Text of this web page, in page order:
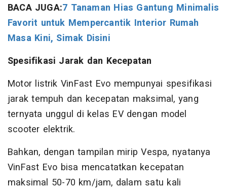
BACA JUGA:7 Tanaman Hias Gantung Minimalis
Favorit untuk Mempercantik Interior Rumah
Masa Kini, Simak Disini
Spesifikasi Jarak dan Kecepatan
Motor listrik VinFast Evo mempunyai spesifikasi
jarak tempuh dan kecepatan maksimal, yang
ternyata unggul di kelas EV dengan model
scooter elektrik.
Bahkan, dengan tampilan mirip Vespa, nyatanya
VinFast Evo bisa mencatatkan kecepatan
maksimal 50-70 km/jam, dalam satu kali